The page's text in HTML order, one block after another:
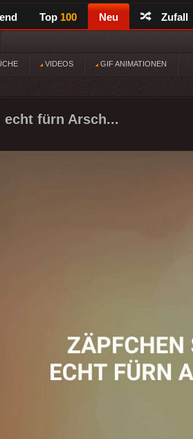
Top 100 Neu Zufall
VIDEOS GIF ANIMATIONEN
echt fürn Arsch...